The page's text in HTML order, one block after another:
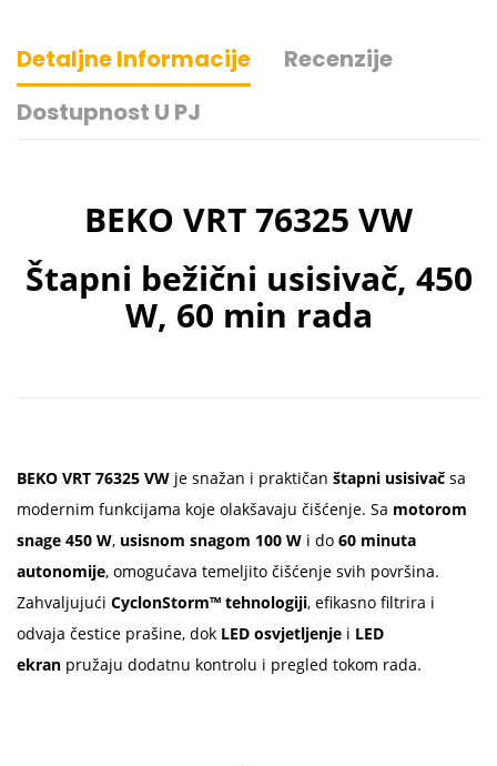
Detaljne Informacije
Recenzije
Dostupnost U PJ
BEKO VRT 76325 VW
Štapni bežični usisivač, 450
W, 60 min rada
BEKO VRT 76325 VW je snažan i praktičan štapni usisivač sa
modernim funkcijama koje olakšavaju čišćenje. Sa motorom
snage 450 W, usisnom snagom 100 W i do 60 minuta
autonomije, omogućava temeljito čišćenje svih površina.
Zahvaljujući CyclonStorm™ tehnologiji, efikasno filtrira i
odvaja čestice prašine, dok LED osvjetljenje i LED
ekran pružaju dodatnu kontrolu i pregled tokom rada.